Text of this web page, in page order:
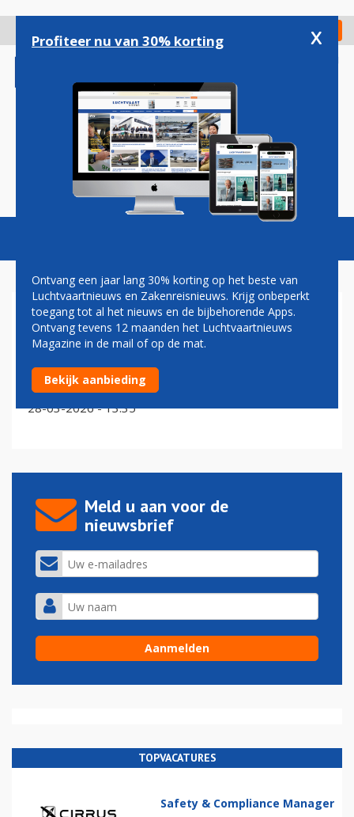
gaan
Check in
Magazine Podcasts Vacatures
GITAARHOES
LAX‑bagagemedewerker heeft weinig compassie voor
dure gitaren
28-03-2026 - 13:35
Meld u aan voor de
nieuwsbrief
TOPVACATURES
Safety & Compliance Manager
Profiteer nu van 30% korting x
Ontvang een jaar lang 30% korting op het beste van
Luchtvaartnieuws en Zakenreisnieuws. Krijg onbeperkt
toegang tot al het nieuws en de bijbehorende Apps.
Ontvang tevens 12 maanden het Luchtvaartnieuws
Magazine in de mail of op de mat.
Bekijk aanbieding